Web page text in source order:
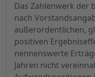
Das Zahlenwerk der
nach
außerordentlichen,
positiven
nennenswerte
Jahren nicht